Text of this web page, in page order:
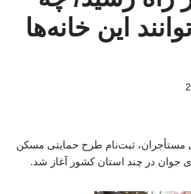
این خانه‌ها
مستأجران، ثبت‌نام طرح حمایتی مسکن
جوان در چند استان کشور آغاز شد.